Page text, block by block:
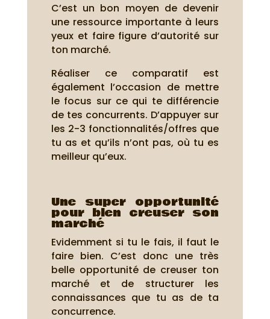
C’est un bon moyen de devenir
une ressource importante à leurs
yeux et faire figure d’autorité sur
ton marché.
Réaliser ce comparatif est
également l’occasion de mettre
le focus sur ce qui te différencie
de tes concurrents. D’appuyer sur
les 2-3 fonctionnalités/offres que
tu as et qu’ils n’ont pas, où tu es
meilleur qu’eux.
Une super opportunité
pour bien creuser son
marché
Evidemment si tu le fais, il faut le
faire bien. C’est donc une très
belle opportunité de creuser ton
marché et de structurer les
connaissances que tu as de ta
concurrence.